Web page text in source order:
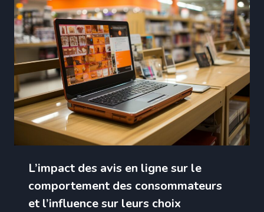
L’impact des avis en ligne sur le
comportement des consommateurs
et l’influence sur leurs choix